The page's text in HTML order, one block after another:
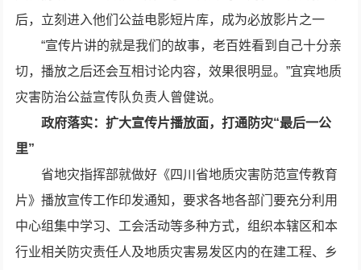
后，立刻进入他们公益电影短片库，成为必放影片之一
“宣传片讲的就是我们的故事，老百姓看到自己十分亲
切，播放之后还会互相讨论内容，效果很明显。”宜宾地质
灾害防治公益宣传队负责人曾健说。
政府落实：扩大宣传片播放面，打通防灾“最后一公
里”
省地灾指挥部就做好《四川省地质灾害防范宣传教育
片》播放宣传工作印发通知，要求各地各部门要充分利用
中心组集中学习、工会活动等多种方式，组织本辖区和本
行业相关防灾责任人及地质灾害易发区内的在建工程、乡